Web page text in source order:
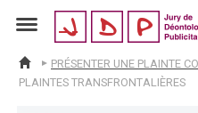
jdp
ACCUEIL
PLAINTES TRANSFRONTALIÈRES